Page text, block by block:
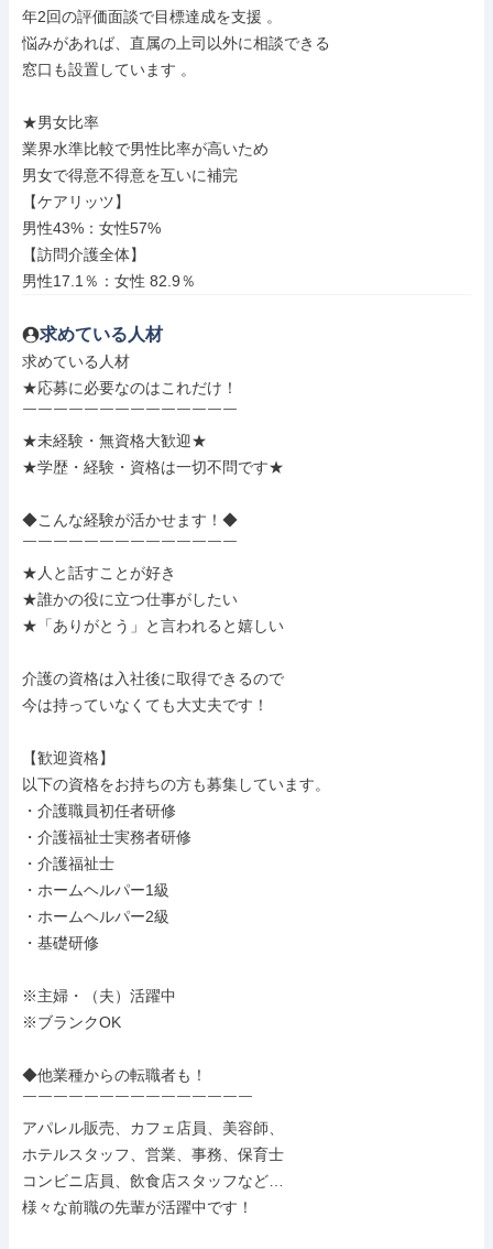
年2回の評価面談で目標達成を支援 。
悩みがあれば、直属の上司以外に相談できる
窓口も設置しています 。
★男女比率
業界水準比較で男性比率が高いため
男女で得意不得意を互いに補完
【ケアリッツ】
男性43%：女性57%
【訪問介護全体】
男性17.1％：女性 82.9％
求めている人材
求めている人材
★応募に必要なのはこれだけ！
￣￣￣￣￣￣￣￣￣￣￣￣￣￣
★未経験・無資格大歓迎★
★学歴・経験・資格は一切不問です★
◆こんな経験が活かせます！◆
￣￣￣￣￣￣￣￣￣￣￣￣￣￣
★人と話すことが好き
★誰かの役に立つ仕事がしたい
★「ありがとう」と言われると嬉しい
介護の資格は入社後に取得できるので
今は持っていなくても大丈夫です！
【歓迎資格】
以下の資格をお持ちの方も募集しています。
・介護職員初任者研修
・介護福祉士実務者研修
・介護福祉士
・ホームヘルパー1級
・ホームヘルパー2級
・基礎研修
※主婦・（夫）活躍中
※ブランクOK
◆他業種からの転職者も！
￣￣￣￣￣￣￣￣￣￣￣￣￣￣￣
アパレル販売、カフェ店員、美容師、
ホテルスタッフ、営業、事務、保育士
コンビニ店員、飲食店スタッフなど…
様々な前職の先輩が活躍中です！